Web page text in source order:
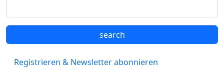
Registrieren & Newsletter abonnieren